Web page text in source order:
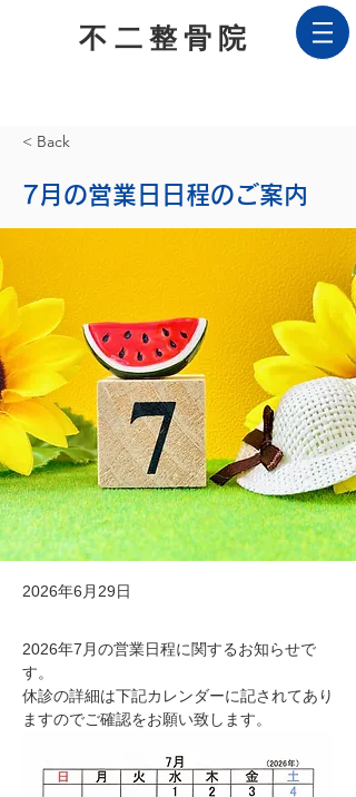
不二整骨院
< Back
7月の営業日日程のご案内
2026年6月29日
2026年7月の営業日程に関するお知らせで
す。
休診の詳細は下記カレンダーに記されてあり
ますのでご確認をお願い致します。